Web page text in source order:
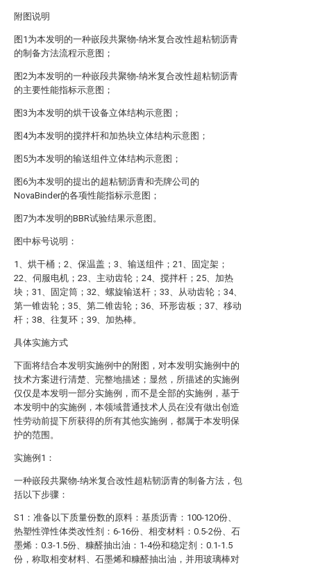
附图说明
图1为本发明的一种嵌段共聚物-纳米复合改性超粘韧沥青
的制备方法流程示意图；
图2为本发明的一种嵌段共聚物-纳米复合改性超粘韧沥青
的主要性能指标示意图；
图3为本发明的烘干设备立体结构示意图；
图4为本发明的搅拌杆和加热块立体结构示意图；
图5为本发明的输送组件立体结构示意图；
图6为本发明的提出的超粘韧沥青和壳牌公司的
NovaBinder的各项性能指标示意图；
图7为本发明的BBR试验结果示意图。
图中标号说明：
1、烘干桶；2、保温盖；3、输送组件；21、固定架；
22、伺服电机；23、主动齿轮；24、搅拌杆；25、加热
块；31、固定筒；32、螺旋输送杆；33、从动齿轮；34、
第一锥齿轮；35、第二锥齿轮；36、环形齿板；37、移动
杆；38、往复环；39、加热棒。
具体实施方式
下面将结合本发明实施例中的附图，对本发明实施例中的
技术方案进行清楚、完整地描述；显然，所描述的实施例
仅仅是本发明一部分实施例，而不是全部的实施例，基于
本发明中的实施例，本领域普通技术人员在没有做出创造
性劳动前提下所获得的所有其他实施例，都属于本发明保
护的范围。
实施例1：
一种嵌段共聚物-纳米复合改性超粘韧沥青的制备方法，包
括以下步骤：
S1：准备以下质量份数的原料：基质沥青：100-120份、
热塑性弹性体类改性剂：6-16份、相变材料：0.5-2份、石
墨烯：0.3-1.5份、糠醛抽出油：1-4份和稳定剂：0.1-1.5
份，称取相变材料、石墨烯和糠醛抽出油，并用玻璃棒对